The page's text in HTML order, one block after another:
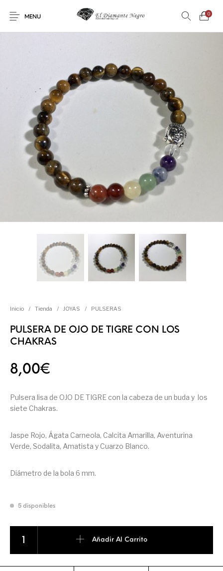
MENU
0
Novedades DECORACIÓN DINOSAURIOS
ESOTERISMO METEORITOS
MINERALES
PRODUCTOS DE
CONSUMO
Inicio / Tienda / JOYAS / PULSERAS
PULSERA DE OJO DE TIGRE CON LOS
CHAKRAS
8,00€
Pulsera lisa de OJO DE TIGRE con la cabeza de un buda y los
siete Chakras.
Jaspe Rojo, Ágata Carneola, Calcita Amarilla, Aventurina
Verde, Sodalita, Amatista y Cuarzo Blanco.
Diámetro de la bola 6 mm.
5 disponibles
Añadir Al Carrito